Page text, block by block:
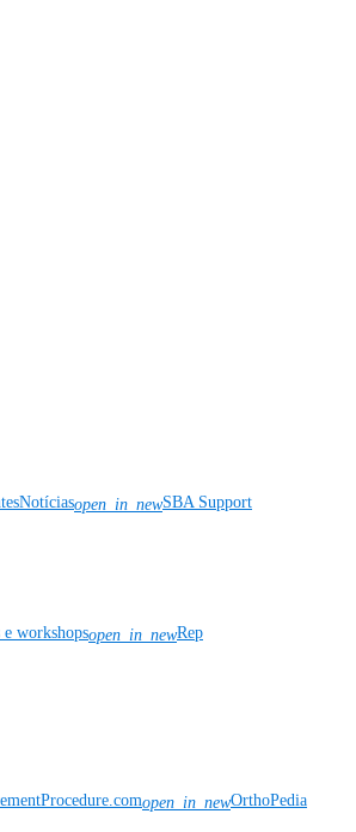
Notíciasopen_in_newSBA Support
e workshopsopen_in_newRep
open_in_newOrthoPedia